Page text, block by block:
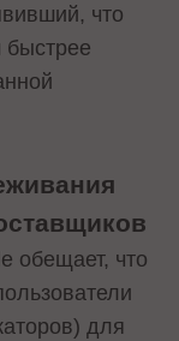
что
быстрее
обещает, что
для